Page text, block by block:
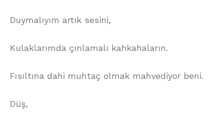
Duymalıyım artık sesini,
Kulaklarımda çınlamalı kahkahaların.
Fısıltına dahi muhtaç olmak mahvediyor beni.
Düş,